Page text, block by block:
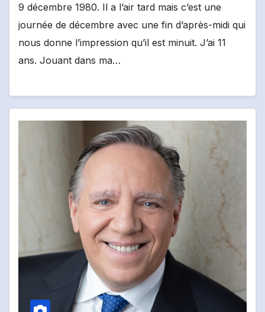
9 décembre 1980. Il a l’air tard mais c’est une
journée de décembre avec une fin d’après-midi qui
nous donne l’impression qu’il est minuit. J’ai 11
ans. Jouant dans ma…